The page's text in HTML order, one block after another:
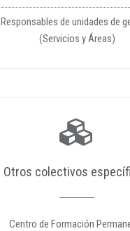
Responsables de unidades de
(Servicios y Áreas)
Otros colectivos
Centro de Formación